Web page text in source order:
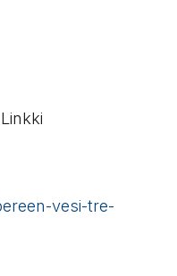
vesi-tre-